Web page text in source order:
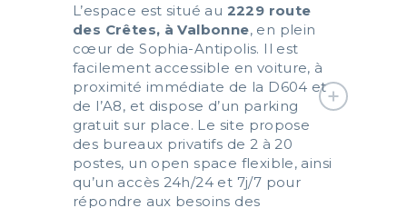
L’espace est situé au 2229 route
des Crêtes, à Valbonne, en plein
cœur de Sophia-Antipolis. Il est
facilement accessible en voiture, à
proximité immédiate de la D604 et
de l’A8, et dispose d’un parking
gratuit sur place. Le site propose
des bureaux privatifs de 2 à 20
postes, un open space flexible, ainsi
qu’un accès 24h/24 et 7j/7 pour
répondre aux besoins des